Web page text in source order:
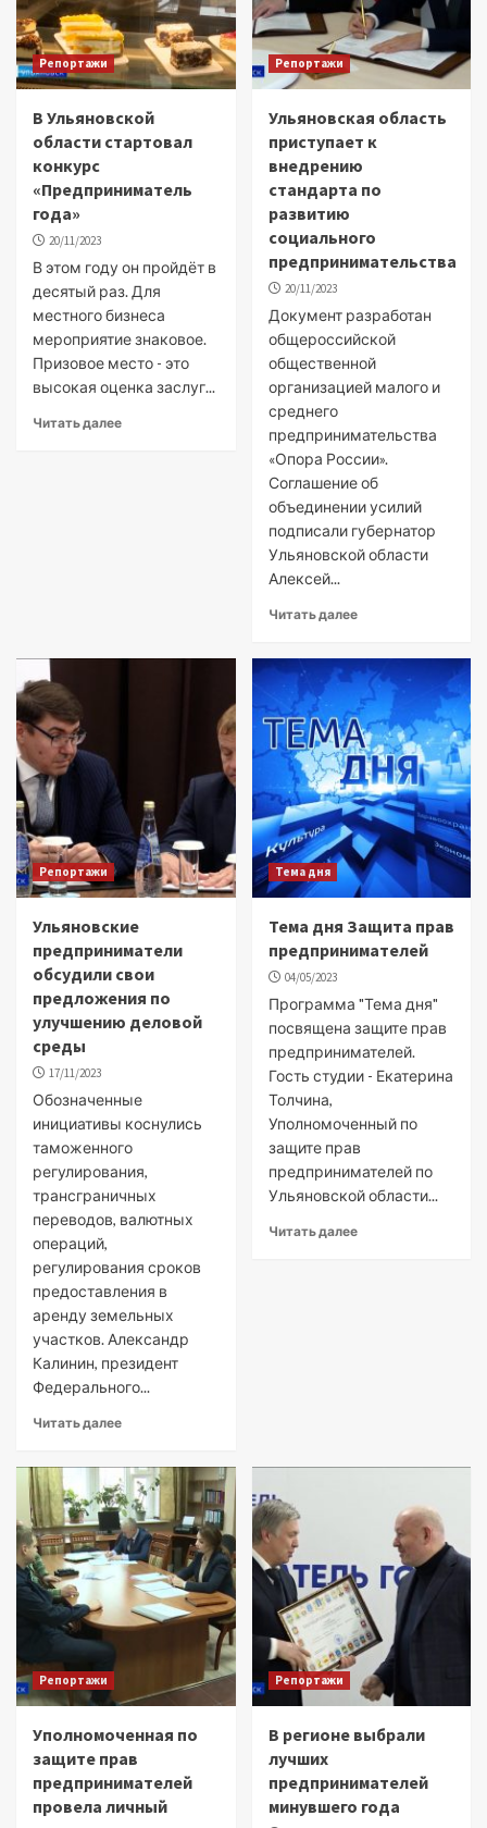
Репортажи
В Ульяновской
области стартовал
конкурс
«Предприниматель
года»
20/11/2023
В этом году он пройдёт в
десятый раз. Для
местного бизнеса
мероприятие знаковое.
Призовое место - это
высокая оценка заслуг...
Читать далее
Репортажи
Ульяновская область
приступает к
внедрению
стандарта по
развитию
социального
предпринимательства
20/11/2023
Документ разработан
общероссийской
общественной
организацией малого и
среднего
предпринимательства
«Опора России».
Соглашение об
объединении усилий
подписали губернатор
Ульяновской области
Алексей...
Читать далее
Репортажи
Ульяновские
предприниматели
обсудили свои
предложения по
улучшению деловой
среды
17/11/2023
Обозначенные
инициативы коснулись
таможенного
регулирования,
трансграничных
переводов, валютных
операций,
регулирования сроков
предоставления в
аренду земельных
участков. Александр
Калинин, президент
Федерального...
Читать далее
Тема дня
Тема дня Защита прав
предпринимателей
04/05/2023
Программа "Тема дня"
посвящена защите прав
предпринимателей.
Гость студии - Екатерина
Толчина,
Уполномоченный по
защите прав
предпринимателей по
Ульяновской области...
Читать далее
Репортажи
Уполномоченная по
защите прав
предпринимателей
провела личный
Репортажи
В регионе выбрали
лучших
предпринимателей
минувшего года